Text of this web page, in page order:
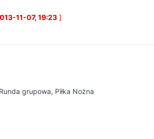
11-07, 19:23]
grupowa, Piłka Nożna